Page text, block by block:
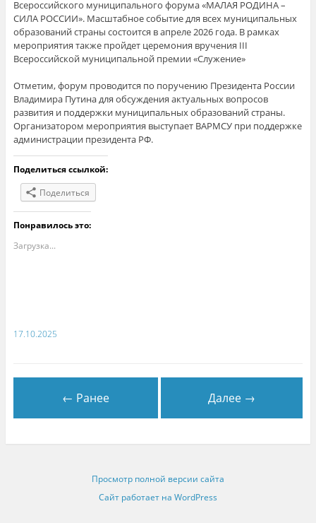
Всероссийского муниципального форума «МАЛАЯ РОДИНА –
СИЛА РОССИИ». Масштабное событие для всех муниципальных
образований страны состоится в апреле 2026 года. В рамках
мероприятия также пройдет церемония вручения III
Всероссийской муниципальной премии «Служение»
Отметим, форум проводится по поручению Президента России
Владимира Путина для обсуждения актуальных вопросов
развития и поддержки муниципальных образований страны.
Организатором мероприятия выступает ВАРМСУ при поддержке
администрации президента РФ.
Поделиться ссылкой:
Поделиться
Понравилось это:
Загрузка...
17.10.2025
← Ранее Далее →
Просмотр полной версии сайта
Сайт работает на WordPress